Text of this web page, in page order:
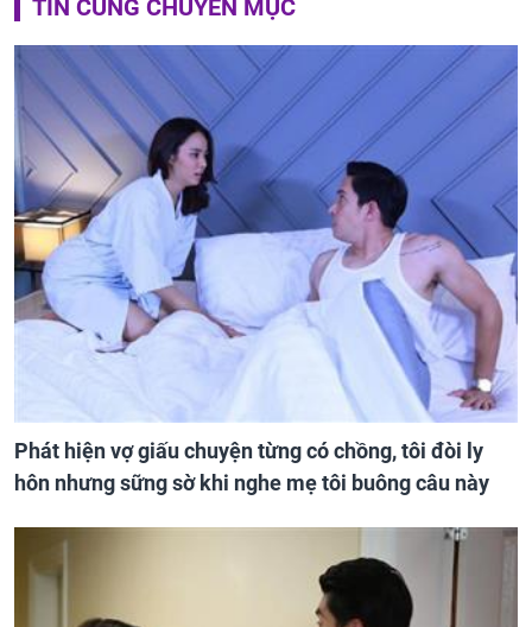
TIN CÙNG CHUYÊN MỤC
Phát hiện vợ giấu chuyện từng có chồng, tôi đòi ly
hôn nhưng sững sờ khi nghe mẹ tôi buông câu này